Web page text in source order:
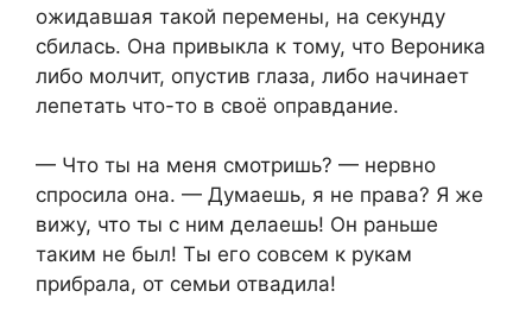
ожидавшая такой перемены, на секунду
сбилась. Она привыкла к тому, что Вероника
либо молчит, опустив глаза, либо начинает
лепетать что-то в своё оправдание.
— Что ты на меня смотришь? — нервно
спросила она. — Думаешь, я не права? Я же
вижу, что ты с ним делаешь! Он раньше
таким не был! Ты его совсем к рукам
прибрала, от семьи отвадила!